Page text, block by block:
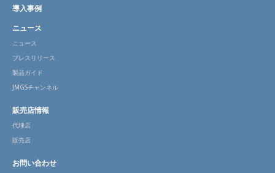
導入事例
ニュース
ニュース
プレスリリース
製品ガイド
JMGSチャンネル
販売店情報
代理店
販売店
お問い合わせ